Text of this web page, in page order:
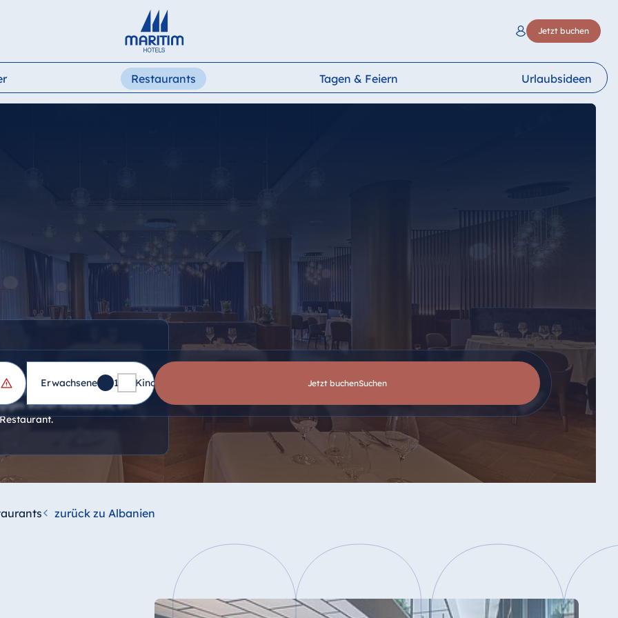
Jetzt buchen
Français Italiano
Restaurants Tagen & Feiern Urlaubsideen
Jazz-Bar mit Live-Musik
Buffet-Restaurant, ein
Erwachsene 1 Kinder Jetzt buchen suchen
zurück zu Albanien